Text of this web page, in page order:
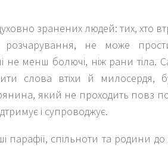
зранених людей: тих, хто
не може
не менш болючі, ніж рани тіла.
слова втіхи й милосердя,
який не проходить повз
і супроводжує.
парафії, спільноти та родини